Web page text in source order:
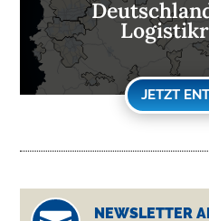
JETZT
NEWSLETTER